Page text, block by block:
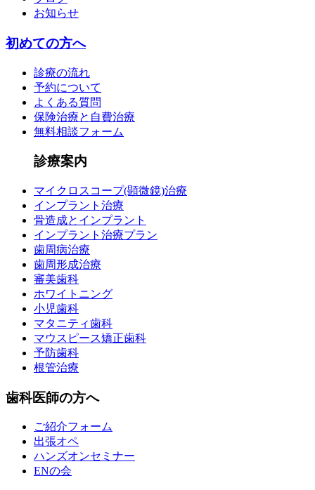
お知らせ
初めての方へ
診療の流れ
予約について
よくある質問
保険治療と自費治療
無料相談フォーム
診療案内
マイクロスコープ(顕微鏡)治療
インプラント治療
骨造成とインプラント
インプラント治療プラン
歯周病治療
歯周形成治療
審美歯科
ホワイトニング
小児歯科
マタニティ歯科
マウスピース矯正歯科
予防歯科
根管治療
歯科医師の方へ
ご紹介フォーム
出張オペ
ハンズオンセミナー
ENの会